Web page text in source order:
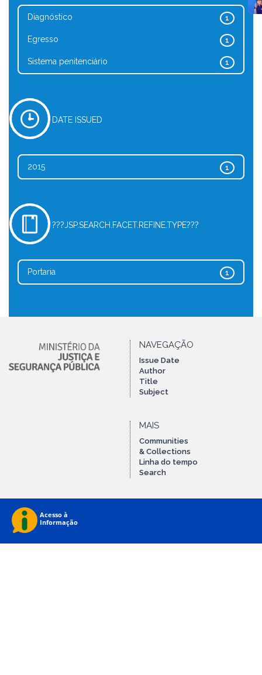
1
Diagnóstico
1
Egresso
1
Sistema penitenciário
DATE ISSUED
1
2015
???JSP.SEARCH.FACET.REFINE.TYPE???
1
Portaria
NAVEGAÇÃO
Issue Date
Author
Title
Subject
MAIS
Communities
& Collections
Linha do tempo
Search